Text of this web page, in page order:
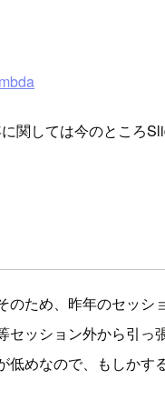
関しては今のところ
ため、昨年のセッ
ッション外から引っ
めなので、もしか